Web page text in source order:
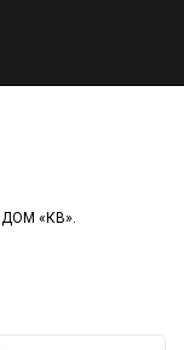
«КВ».